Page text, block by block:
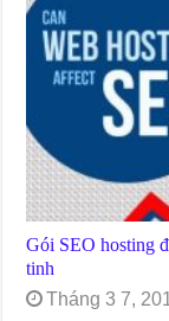
Gói SEO hosting
tinh
Tháng 3 7,